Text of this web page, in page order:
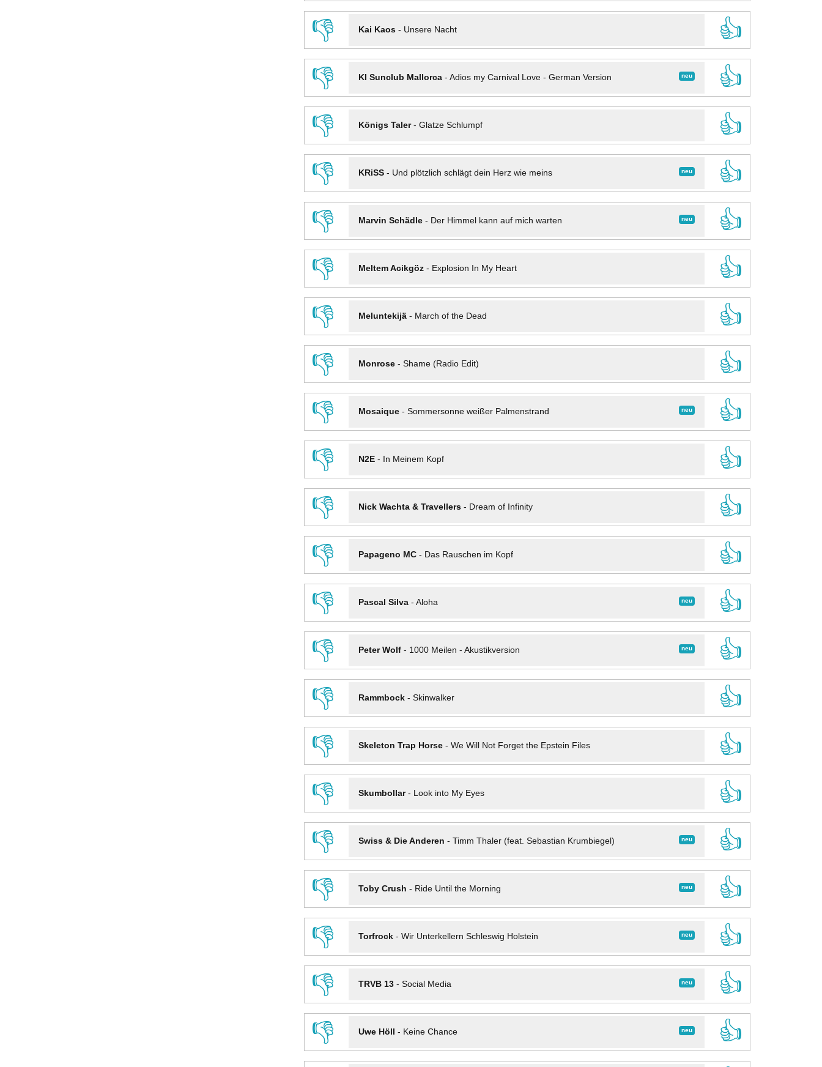
👎
Kai Kaos- Unsere Nacht
👍
👎
neu
KI Sunclub Mallorca- Adios my Carnival Love - German Version
👍
👎
Königs Taler- Glatze Schlumpf
👍
👎
neu
KRiSS- Und plötzlich schlägt dein Herz wie meins
👍
👎
neu
Marvin Schädle- Der Himmel kann auf mich warten
👍
👎
Meltem Acikgöz- Explosion In My Heart
👍
👎
Meluntekijä- March of the Dead
👍
👎
Monrose- Shame (Radio Edit)
👍
👎
neu
Mosaique- Sommersonne weißer Palmenstrand
👍
👎
N2E- In Meinem Kopf
👍
👎
Nick Wachta & Travellers- Dream of Infinity
👍
👎
Papageno MC- Das Rauschen im Kopf
👍
👎
neu
Pascal Silva- Aloha
👍
👎
neu
Peter Wolf- 1000 Meilen - Akustikversion
👍
👎
Rammbock- Skinwalker
👍
👎
Skeleton Trap Horse- We Will Not Forget the Epstein Files
👍
👎
Skumbollar- Look into My Eyes
👍
👎
neu
Swiss & Die Anderen - Timm Thaler (feat. Sebastian Krumbiegel)
👍
👎
neu
Toby Crush - Ride Until the Morning
👍
👎
neu
Torfrock- Wir Unterkellern Schleswig Holstein
👍
👎
neu
TRVB 13- Social Media
👍
👎
neu
Uwe Höll - Keine Chance
👍